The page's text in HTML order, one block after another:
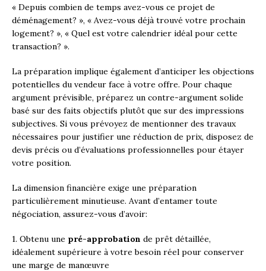
« Depuis combien de temps avez-vous ce projet de
déménagement? », « Avez-vous déjà trouvé votre prochain
logement? », « Quel est votre calendrier idéal pour cette
transaction? ».
La préparation implique également d’anticiper les objections
potentielles du vendeur face à votre offre. Pour chaque
argument prévisible, préparez un contre-argument solide
basé sur des faits objectifs plutôt que sur des impressions
subjectives. Si vous prévoyez de mentionner des travaux
nécessaires pour justifier une réduction de prix, disposez de
devis précis ou d’évaluations professionnelles pour étayer
votre position.
La dimension financière exige une préparation
particulièrement minutieuse. Avant d’entamer toute
négociation, assurez-vous d’avoir:
1. Obtenu une pré-approbation de prêt détaillée,
idéalement supérieure à votre besoin réel pour conserver
une marge de manœuvre